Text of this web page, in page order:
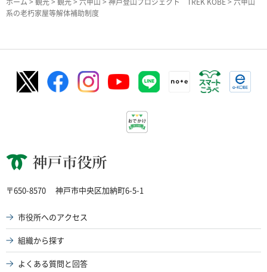
系の老朽家屋等解体補助制度
神戸市役所
〒650-8570 神戸市中央区加納町6-5-1
市役所へのアクセス
組織から探す
よくある質問と回答